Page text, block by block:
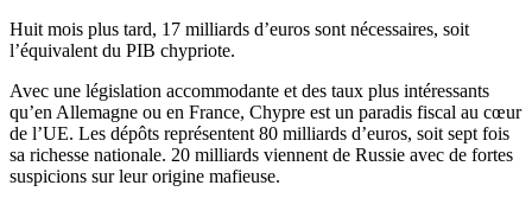
Huit mois plus tard, 17 milliards d’euros sont nécessaires, soit
l’équivalent du PIB chypriote.
Avec une législation accommodante et des taux plus intéressants
qu’en Allemagne ou en France, Chypre est un paradis fiscal au cœur
de l’UE. Les dépôts représentent 80 milliards d’euros, soit sept fois
sa richesse nationale. 20 milliards viennent de Russie avec de fortes
suspicions sur leur origine mafieuse.